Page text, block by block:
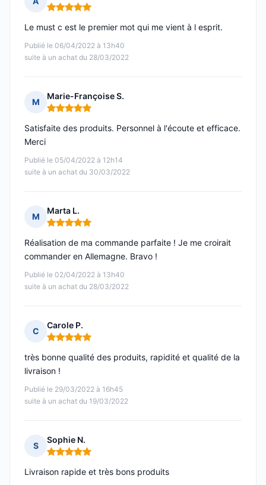
Note : 5 sur 5
Publié le 06/04/2022 à 13h40
suite à un achat du 28/03/2022
Le must c est le premier mot qui me vient à l esprit.
M
Marie-Françoise S.
Note : 5 sur 5
Publié le 05/04/2022 à 12h14
suite à un achat du 30/03/2022
Satisfaite des produits. Personnel à l'écoute et efficace.
Merci
M
Marta L.
Note : 5 sur 5
Publié le 02/04/2022 à 13h40
suite à un achat du 28/03/2022
Réalisation de ma commande parfaite ! Je me croirait
commander en Allemagne. Bravo !
C
Carole P.
Note : 5 sur 5
Publié le 29/03/2022 à 16h45
suite à un achat du 19/03/2022
très bonne qualité des produits, rapidité et qualité de la
livraison !
S
Sophie N.
Note : 5 sur 5
Livraison rapide et très bons produits